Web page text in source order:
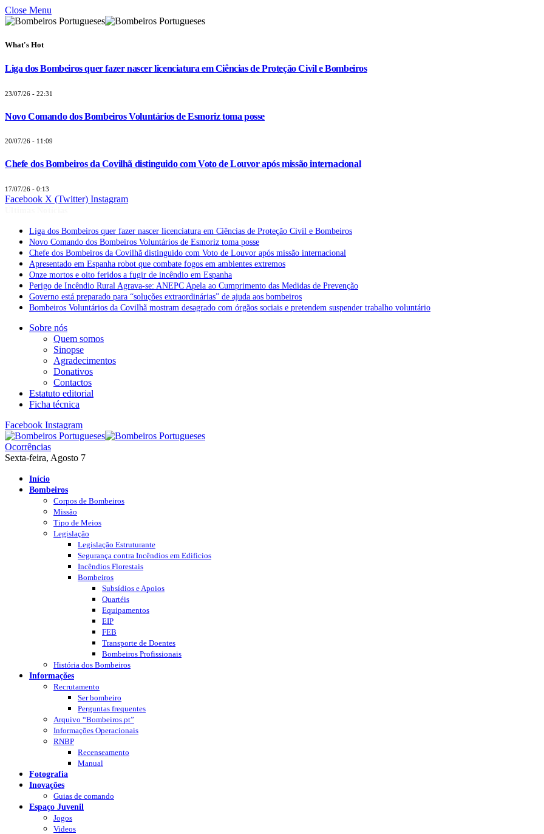
Close Menu
What's Hot
Liga dos Bombeiros quer fazer nascer licenciatura em Ciências de Proteção Civil e Bombeiros
23/07/26 - 22:31
Novo Comando dos Bombeiros Voluntários de Esmoriz toma posse
20/07/26 - 11:09
Chefe dos Bombeiros da Covilhã distinguido com Voto de Louvor após missão internacional
17/07/26 - 0:13
Facebook X (Twitter) Instagram
Liga dos Bombeiros quer fazer nascer licenciatura em Ciências de Proteção Civil e Bombeiros
Novo Comando dos Bombeiros Voluntários de Esmoriz toma posse
Chefe dos Bombeiros da Covilhã distinguido com Voto de Louvor após missão internacional
Apresentado em Espanha robot que combate fogos em ambientes extremos
Onze mortos e oito feridos a fugir de incêndio em Espanha
Perigo de Incêndio Rural Agrava-se: ANEPC Apela ao Cumprimento das Medidas de Prevenção
Governo está preparado para “soluções extraordinárias” de ajuda aos bombeiros
Bombeiros Voluntários da Covilhã mostram desagrado com órgãos sociais e pretendem suspender trabalho voluntário
Sobre nós
Quem somos
Sinopse
Agradecimentos
Donativos
Contactos
Estatuto editorial
Ficha técnica
Facebook Instagram
Ocorrências
Sexta-feira, Agosto 7
Início
Bombeiros
Corpos de Bombeiros
Missão
Tipo de Meios
Legislação
Legislação Estruturante
Segurança contra Incêndios em Edificios
Incêndios Florestais
Bombeiros
Subsídios e Apoios
Quartéis
Equipamentos
EIP
FEB
Transporte de Doentes
Bombeiros Profissionais
História dos Bombeiros
Informações
Recrutamento
Ser bombeiro
Perguntas frequentes
Arquivo “Bombeiros.pt”
Informações Operacionais
RNBP
Recenseamento
Manual
Fotografia
Inovações
Guias de comando
Espaço Juvenil
Jogos
Videos